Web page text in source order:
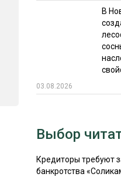
В
03.08.2026
Выбор
Кредиторы требуют
банкротства